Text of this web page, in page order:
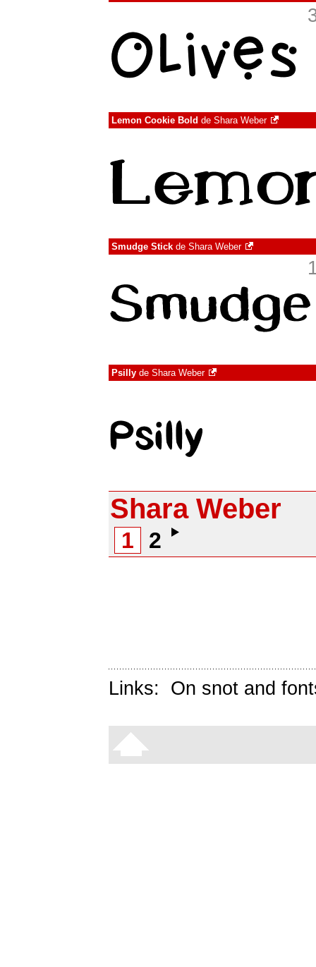
Lemon Cookie Bold de Shara Weber
Smudge Stick de Shara Weber
Psilly de Shara Weber
Shara Weber
1 2
Links: On snot and